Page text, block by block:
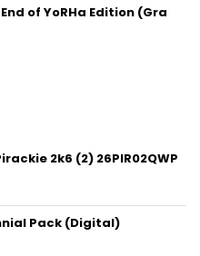
of YoRHa Edition (Gra
2k6 (2) 26PIR02QWP
Pack (Digital)